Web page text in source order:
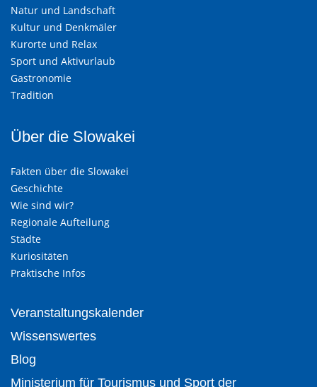
Natur und Landschaft
Kultur und Denkmäler
Kurorte und Relax
Sport und Aktivurlaub
Gastronomie
Tradition
Über die Slowakei
Fakten über die Slowakei
Geschichte
Wie sind wir?
Regionale Aufteilung
Städte
Kuriositäten
Praktische Infos
Veranstaltungskalender
Wissenswertes
Blog
Ministerium für Tourismus und Sport der